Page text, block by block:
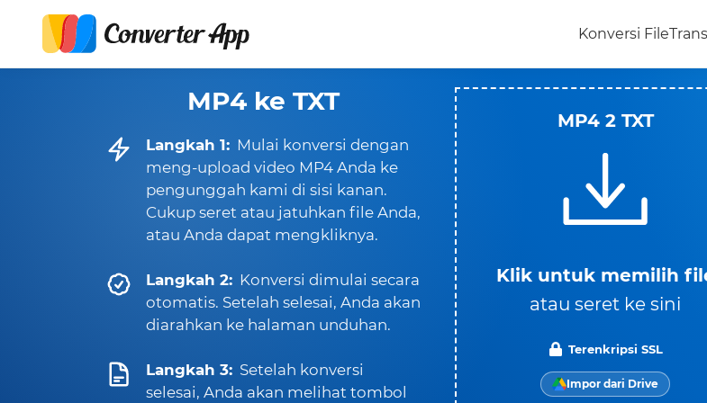
Konversi File
MP4 ke TXT
Langkah 1: Mulai konversi dengan
meng-upload video MP4 Anda ke
pengunggah kami di sisi kanan.
Cukup seret atau jatuhkan file Anda,
atau Anda dapat mengkliknya.
Langkah 2: Konversi dimulai secara
otomatis. Setelah selesai, Anda akan
diarahkan ke halaman unduhan.
Langkah 3: Setelah konversi
selesai, Anda akan melihat tombol
MP4 2 TXT
Klik untuk memilih
atau seret ke sini
Terenkripsi SSL
Impor dari Drive